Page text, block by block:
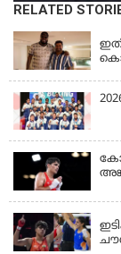
RELATED